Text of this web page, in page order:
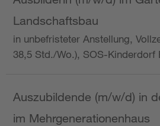
Landschaftsbau
in unbefristeter Anstellung,
38,5 Std./Wo.), SOS-Kinderdorf
Auszubildende (m/w/d) in
im Mehrgenerationenhaus